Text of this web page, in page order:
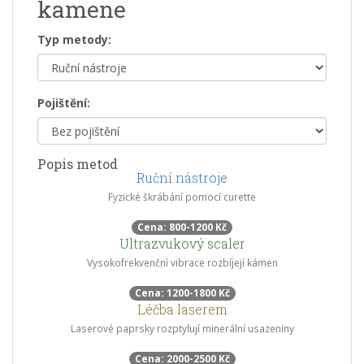
kamene
Typ metody:
Pojištění:
Popis metod
Ruční nástroje
Fyzické škrábání pomocí curette
Cena: 800-1200 Kč
Ultrazvukový scaler
Vysokofrekvenční vibrace rozbíjejí kámen
Cena: 1200-1800 Kč
Léčba laserem
Laserové paprsky rozptylují minerální usazeniny
Cena: 2000-2500 Kč